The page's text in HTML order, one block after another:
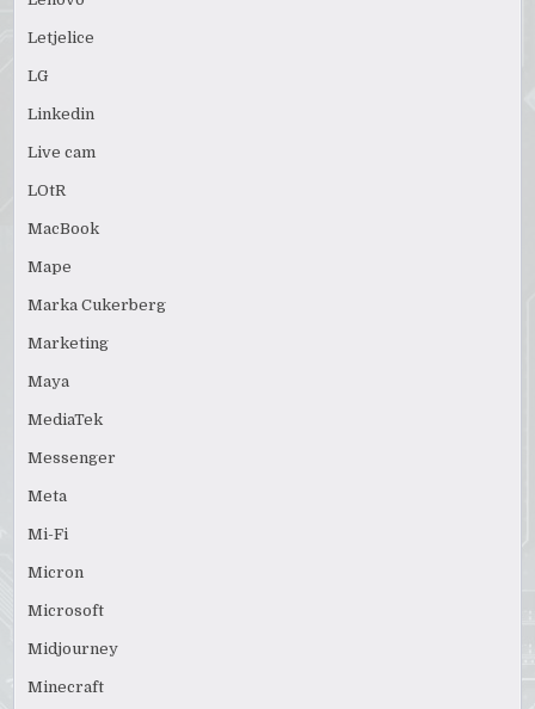
Letjelice
LG
Linkedin
Live cam
LOtR
MacBook
Mape
Marka Cukerberg
Marketing
Maya
MediaTek
Messenger
Meta
Mi-Fi
Micron
Microsoft
Midjourney
Minecraft